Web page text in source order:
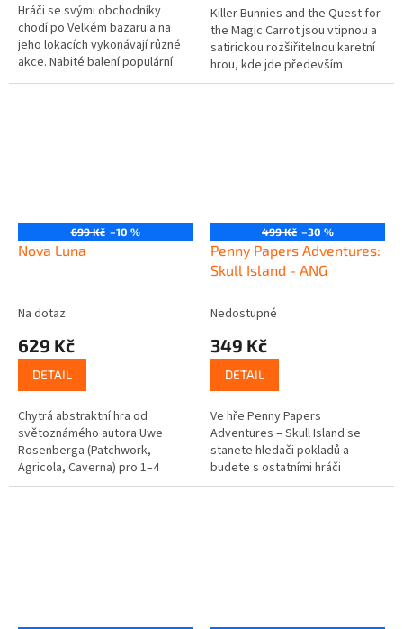
Hráči se svými obchodníky
chodí po Velkém bazaru a na
jeho lokacích vykonávají různé
akce. Nabité balení populární
strategické hry Istanbul, kde
Killer Bunnies and the Quest for
the Magic Carrot jsou vtipnou a
satirickou rozšiřitelnou karetní
hrou, kde jde především
o zábavu a velkou roli v ní hraje
699 Kč –10 %
Nova Luna
Na dotaz
629 Kč
DETAIL
Chytrá abstraktní hra od
světoznámého autora Uwe
Rosenberga (Patchwork,
Agricola, Caverna) pro 1–4
hráče. Hra vznikla podle námětu
499 Kč –30 %
Penny Papers Adventures:
Skull Island - ANG
Nedostupné
349 Kč
DETAIL
Ve hře Penny Papers
Adventures – Skull Island se
stanete hledači pokladů a
budete s ostatními hráči
soutěžit o to, kdo najde